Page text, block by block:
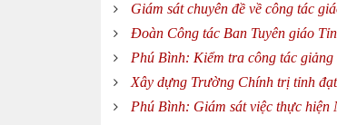
Giám sát chuyên đề về công tác
Đoàn Công tác Ban Tuyên giáo
Phú Bình: Kiểm tra công tác
Xây dựng Trường Chính trị tỉnh
Phú Bình: Giám sát việc thực